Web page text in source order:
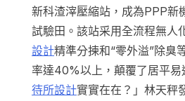
新科渣滓壓縮站，成為PPP新
試驗田。該站采用全流程無人
設計精準分揀和“零外溢”除臭
率達40%以上，顛覆了居平易
待所設計實實在在？」林天秤